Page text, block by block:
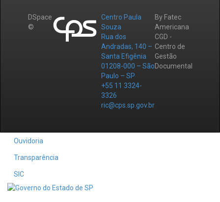
DSpace
©
Centro Paula
Souza
Rua dos
Andradas, 140 –
Santa Efigênia
01208-000 – São
Paulo – SP
+55 11 3324-
3326
ric@cps.sp.gov.br
By Fatec
Americana
CGD -
Centro de
Gestão
Documental
Ouvidoria
Transparência
SIC